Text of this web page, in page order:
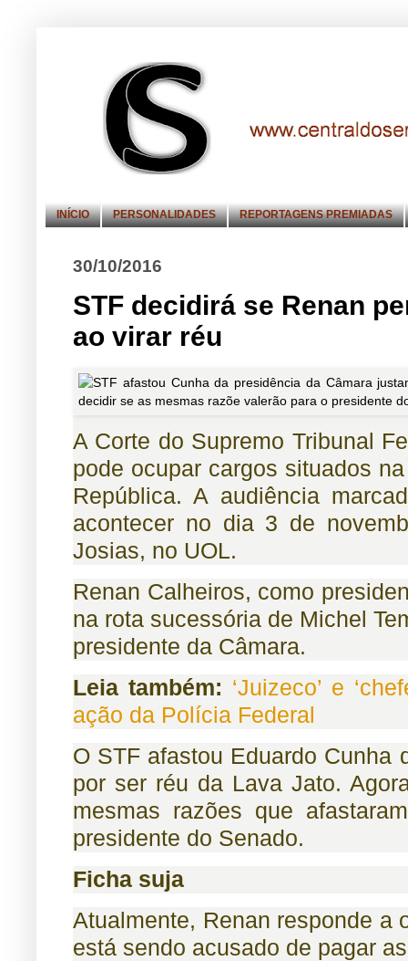
INÍCIO PERSONALIDADES REPORTAGENS PREMIADAS
30/10/2016
STF decidirá se Renan
ao virar réu
A Corte do Supremo Tribunal
pode ocupar cargos situados
República. A audiência
acontecer no dia 3 de
Josias, no UOL.
Renan Calheiros, como
na rota sucessória de Michel
presidente da Câmara.
Leia também: ‘Juizeco’ e
ação da Polícia Federal
O STF afastou Eduardo Cunha
por ser réu da Lava Jato.
mesmas razões que
presidente do Senado.
Ficha suja
Atualmente, Renan responde a
está sendo acusado de pagar